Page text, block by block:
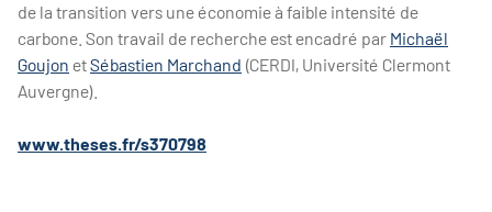
de la transition vers une économie à faible intensité de
carbone. Son travail de recherche est encadré par Michaël
Goujon etSébastien Marchand (CERDI, Université Clermont
Auvergne).
www.theses.fr/s370798